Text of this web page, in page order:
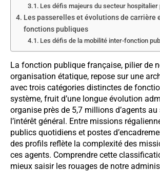
Les défis majeurs du secteur hospitalier
Les passerelles et évolutions de carrière
fonctions publiques
Les défis de la mobilité inter-fonction
La fonction publique française, pilier de
organisation étatique, repose sur une
avec trois catégories distinctes de
système, fruit d’une longue évolution
organise près de 5,7 millions d’agents au
l’intérêt général. Entre missions
publics quotidiens et postes
des profils reflète la complexité des
ces agents. Comprendre cette
mieux saisir les rouages de notre